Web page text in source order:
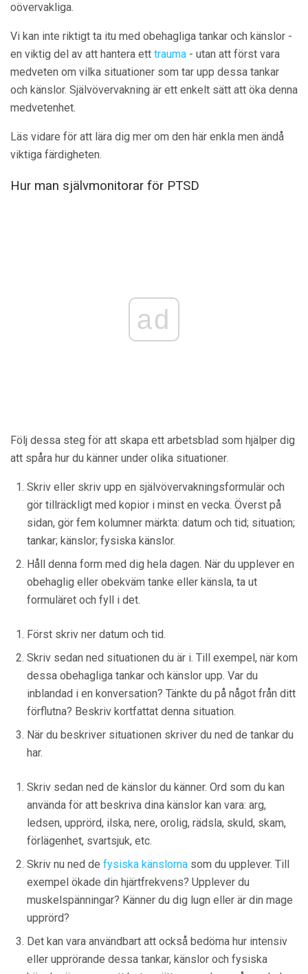
oövervakliga.
Vi kan inte riktigt ta itu med obehagliga tankar och känslor -
en viktig del av att hantera ett trauma - utan att först vara
medveten om vilka situationer som tar upp dessa tankar
och känslor. Självövervakning är ett enkelt sätt att öka denna
medvetenhet.
Läs vidare för att lära dig mer om den här enkla men ändå
viktiga färdigheten.
Hur man självmonitorar för PTSD
ad
Följ dessa steg för att skapa ett arbetsblad som hjälper dig
att spåra hur du känner under olika situationer.
Skriv eller skriv upp en självövervakningsformulär och
gör tillräckligt med kopior i minst en vecka. Överst på
sidan, gör fem kolumner märkta: datum och tid; situation;
tankar; känslor; fysiska känslor.
Håll denna form med dig hela dagen. När du upplever en
obehaglig eller obekväm tanke eller känsla, ta ut
formuläret och fyll i det.
Först skriv ner datum och tid.
Skriv sedan ned situationen du är i. Till exempel, när kom
dessa obehagliga tankar och känslor upp. Var du
inblandad i en konversation? Tänkte du på något från ditt
förflutna? Beskriv kortfattat denna situation.
När du beskriver situationen skriver du ned de tankar du
har.
Skriv sedan ned de känslor du känner. Ord som du kan
använda för att beskriva dina känslor kan vara: arg,
ledsen, upprörd, ilska, nere, orolig, rädsla, skuld, skam,
förlägenhet, svartsjuk, etc.
Skriv nu ned de fysiska känslorna som du upplever. Till
exempel ökade din hjärtfrekvens? Upplever du
muskelspänningar? Känner du dig lugn eller är din mage
upprörd?
Det kan vara användbart att också bedöma hur intensiv
eller upprörande dessa tankar, känslor och fysiska